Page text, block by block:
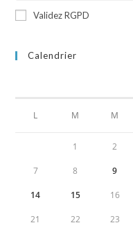
Validez RGPD
Calendrier
L M M
1 2
7 8 9
14 15 16
21 22 23